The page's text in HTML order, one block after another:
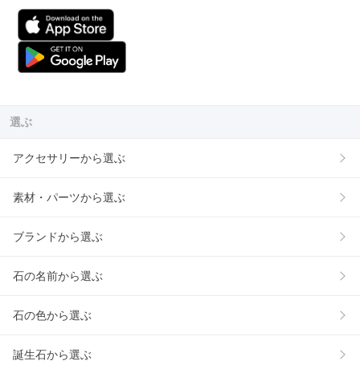
選ぶ
アクセサリーから選ぶ
素材・パーツから選ぶ
ブランドから選ぶ
石の名前から選ぶ
石の色から選ぶ
誕生石から選ぶ